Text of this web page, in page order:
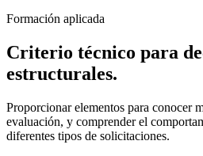
Formación aplicada
Criterio técnico para
estructurales.
Proporcionar elementos para conocer
evaluación, y comprender el
diferentes tipos de solicitaciones.